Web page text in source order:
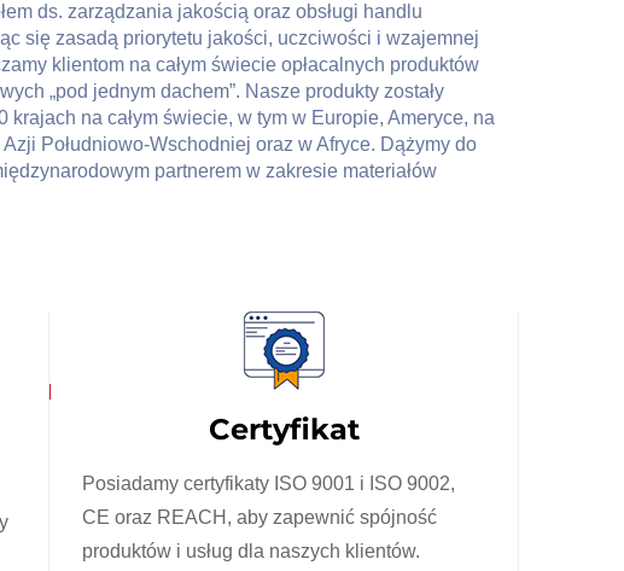
ds. zarządzania jakością oraz obsługi handlu
się zasadą priorytetu jakości, uczciwości i wzajemnej
klientom na całym świecie opłacalnych produktów
„pod jednym dachem”. Nasze produkty zostały
krajach na całym świecie, w tym w Europie, Ameryce, na
Południowo-Wschodniej oraz w Afryce. Dążymy do
partnerem w zakresie materiałów
Certyfikat
Posiadamy certyfikaty ISO 9001 i ISO 9002,
CE oraz REACH, aby zapewnić spójność
produktów i usług dla naszych klientów.